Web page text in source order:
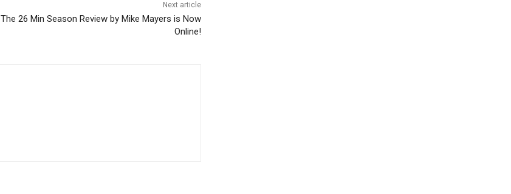
Next article
The 26 Min Season Review by Mike Mayers is Now
Online!